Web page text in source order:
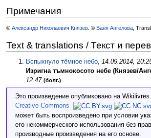
Примечания
© Александр Николаевич Князев. © Ваня Ангелова,
Text & translations / Текст и
Вспыхнуло тёмное небо,14.09.2014,
Изригна тъмнокосото небе (Князев/
12:47 (болг.)
Это произведение опубликовано на
Creative Commons
может быть воспроизведено при условии
его некоммерческого использования без
производные произведения на его основе.